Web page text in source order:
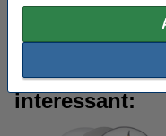
inspireren. Op deze
trends rondom led
Iets anders
interessant: